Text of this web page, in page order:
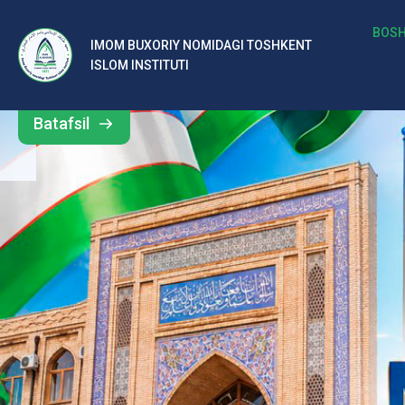
IMOM BUXORIY NOMIDAGI TOSHKENT
ISLOM INSTITUTI
b
al
ar
o‘
rt
a
si
d
Barcha
yangiliklar
Batafsil